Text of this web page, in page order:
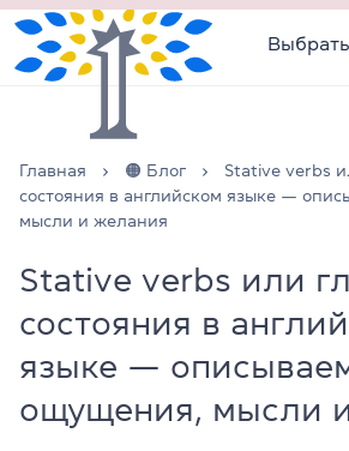
Главная 🟠 Блог
Stative verbs
состояния в английском языке —
мысли и желания
Stative verbs или
состояния в
языке —
ощущения, мысли